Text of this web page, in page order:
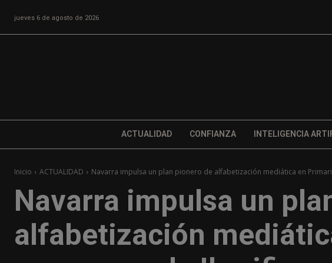
jueves 6 de agosto de 2026
ACTUALIDAD CONFIANZA INTELIGENCIA
Inicio ACTUALIDAD Navarra impulsa un plan pionero de alfabetización mediática en
Navarra impulsa un
alfabetización